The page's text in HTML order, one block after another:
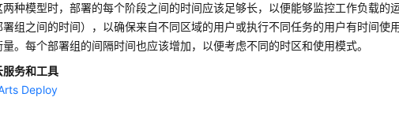
两种模型时，部署的每个阶段之间的时间应该足够长，以便能够监控工作负载的
署组之间的时间），以确保来自不同区域的用户或执行不同任务的用户有时间
量。每个部署组的间隔时间也应该增加，以便考虑不同的时区和使用模式。
服务和工具
Deploy